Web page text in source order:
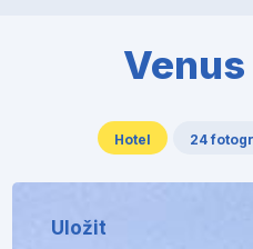
Hotel 24
Uložit